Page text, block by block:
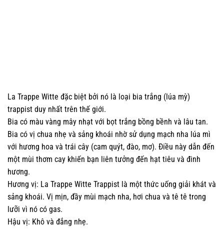
La Trappe Witte đặc biệt bởi nó là loại bia trắng (lúa mỳ)
trappist duy nhất trên thế giới.
Bia có màu vàng mây nhạt với bọt trắng bồng bềnh và lâu tan.
Bia có vị chua nhẹ và sảng khoái nhờ sử dụng mạch nha lúa mì
với hương hoa và trái cây (cam quýt, đào, mơ). Điều này dẫn đến
một mùi thơm cay khiến bạn liên tưởng đến hạt tiêu và đinh
hương.
Hương vị: La Trappe Witte Trappist là một thức uống giải khát và
sảng khoái. Vị mịn, đầy mùi mạch nha, hơi chua và tê tê trong
lưỡi vì nó có gas.
Hậu vị: Khô và đắng nhẹ.